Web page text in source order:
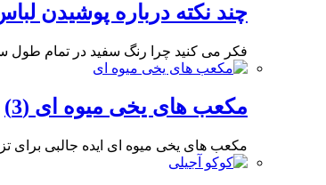
چند نکته درباره پوشیدن
فکر می کنید چرا رنگ سفید در تمام
مکعب های یخی میوه ای (3)
مکعب های یخی میوه ای ایده جالبی برای